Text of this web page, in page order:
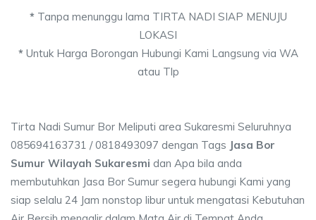
*Tanpa menunggu lama TIRTA NADI SIAP MENUJU
LOKASI
*Untuk Harga Borongan Hubungi Kami Langsung via WA
atau Tlp
Tirta Nadi Sumur Bor Meliputi area Sukaresmi Seluruhnya
085694163731 / 0818493097 dengan Tags Jasa Bor
Sumur Wilayah Sukaresmi dan Apa bila anda
membutuhkan Jasa Bor Sumur segera hubungi Kami yang
siap selalu 24 Jam nonstop libur untuk mengatasi Kebutuhan